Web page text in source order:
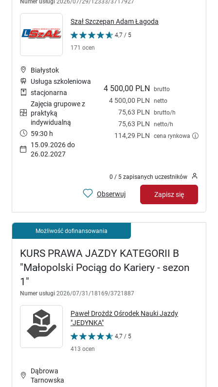
Szał Szczepan Adam Łagoda
4,7 / 5
171 ocen
4 500,00 PLN brutto
4 500,00 PLN netto
75,63 PLN brutto/h
75,63 PLN netto/h
114,29 PLN cena rynkowa
Białystok
Usługa szkoleniowa
stacjonarna
Zajęcia grupowe z
praktyką
indywidualną
59:30 h
15.09.2026 do
26.02.2027
0 / 5 zapisanych uczestników
Obserwuj Zapisz się
Możliwość dofinansowania
KURS PRAWA JAZDY KATEGORII B
"Małopolski Pociąg do Kariery - sezon
1"
Numer usługi 2026/07/31/18169/3721887
Paweł Drożdż Ośrodek Nauki Jazdy
"JEDYNKA"
4,7 / 5
413 ocen
Dąbrowa
Tarnowska